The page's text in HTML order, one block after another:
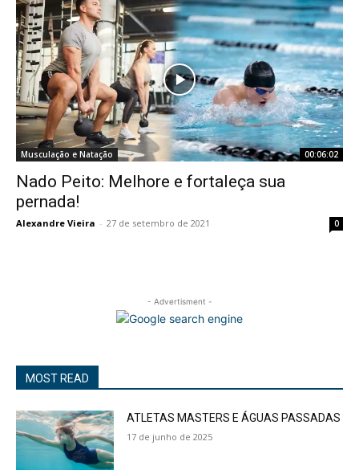
Musculação e Natação 00:06:02
Nado Peito: Melhore e fortaleça sua
pernada!
Alexandre Vieira - 27 de setembro de 2021 0
- Advertisment -
MOST READ
ATLETAS MASTERS E ÁGUAS PASSADAS
17 de junho de 2025